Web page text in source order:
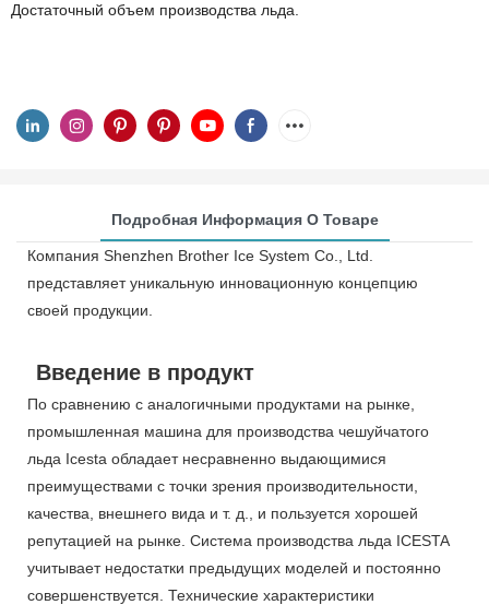
Достаточный объем производства льда.
Подробная Информация О Товаре
Компания Shenzhen Brother Ice System Co., Ltd.
представляет уникальную инновационную концепцию
своей продукции.
Введение в продукт
По сравнению с аналогичными продуктами на рынке,
промышленная машина для производства чешуйчатого
льда Icesta обладает несравненно выдающимися
преимуществами с точки зрения производительности,
качества, внешнего вида и т. д., и пользуется хорошей
репутацией на рынке. Система производства льда ICESTA
учитывает недостатки предыдущих моделей и постоянно
совершенствуется. Технические характеристики